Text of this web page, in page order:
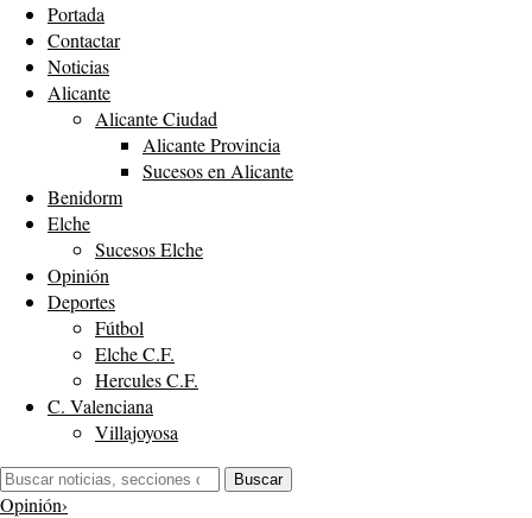
Portada
Contactar
Noticias
Alicante
Alicante Ciudad
Alicante Provincia
Sucesos en Alicante
Benidorm
Elche
Sucesos Elche
Opinión
Deportes
Fútbol
Elche C.F.
Hercules C.F.
C. Valenciana
Villajoyosa
Buscar:
Buscar
Opinión›